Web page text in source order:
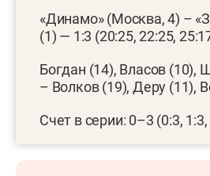
«Динамо» (Москва, 4) –
(1) — 1:3 (20:25, 22:25,
Богдан (14), Власов (10),
– Волков (19), Деру (11),
Счет в серии: 0–3 (0:3, 1:3,